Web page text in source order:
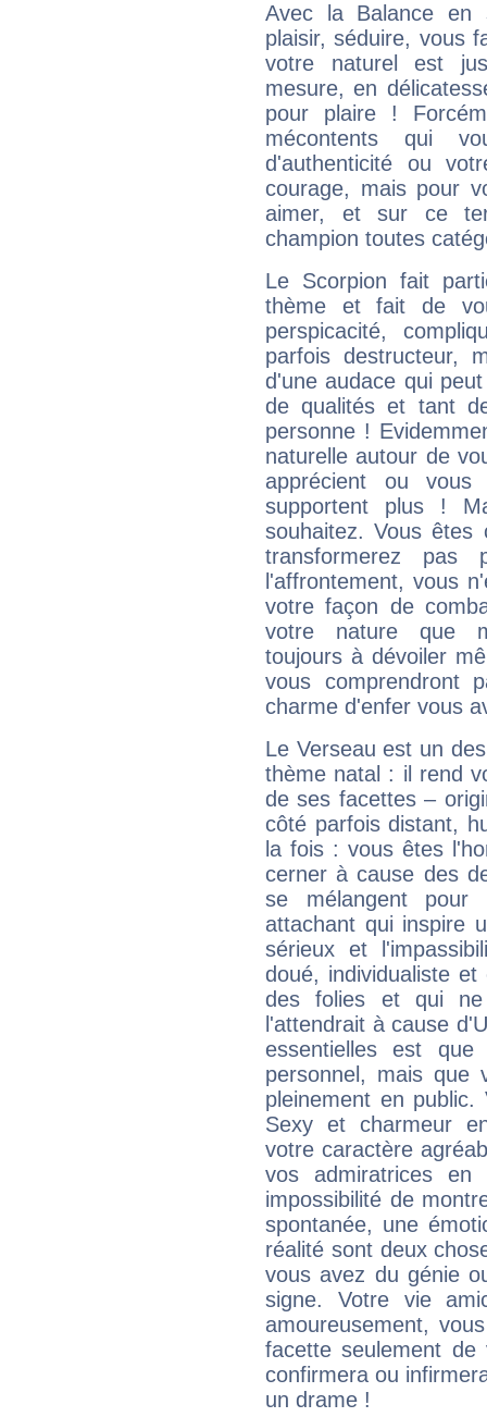
Avec la Balance en
plaisir, séduire, vous
votre naturel est
mesure, en
pour plaire !
mécontents qui
d'authenticité ou
courage, mais pour
aimer, et sur ce
champion toutes
Le Scorpion fait
thème et fait de
perspicacité,
parfois destructeur,
d'une audace qui
de qualités et tant
personne !
naturelle autour de
apprécient ou
supportent plus !
souhaitez. Vous
transformerez
l'affrontement, vous
votre façon de
votre nature que
toujours à dévoiler
vous comprendront
charme d'enfer vous
Le Verseau est un
thème natal : il rend
de ses facettes –
côté parfois distant,
la fois : vous êtes
cerner à cause des
se mélangent
attachant qui inspire
sérieux et
doué, individualiste
des folies et qui
l'attendrait à cause
essentielles est
personnel, mais que
pleinement en
Sexy et charmeur
votre caractère
vos admiratrices
impossibilité de
spontanée, une
réalité sont deux
vous avez du génie
signe. Votre vie
amoureusement,
facette seulement
confirmera ou
un drame !